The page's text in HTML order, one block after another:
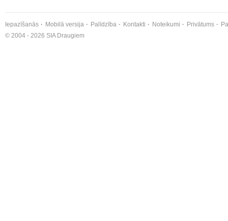
Iepazīšanās Mobilā versija Palīdzība Kontakti Noteikumi Privātums
© 2004 - 2026 SIA Draugiem